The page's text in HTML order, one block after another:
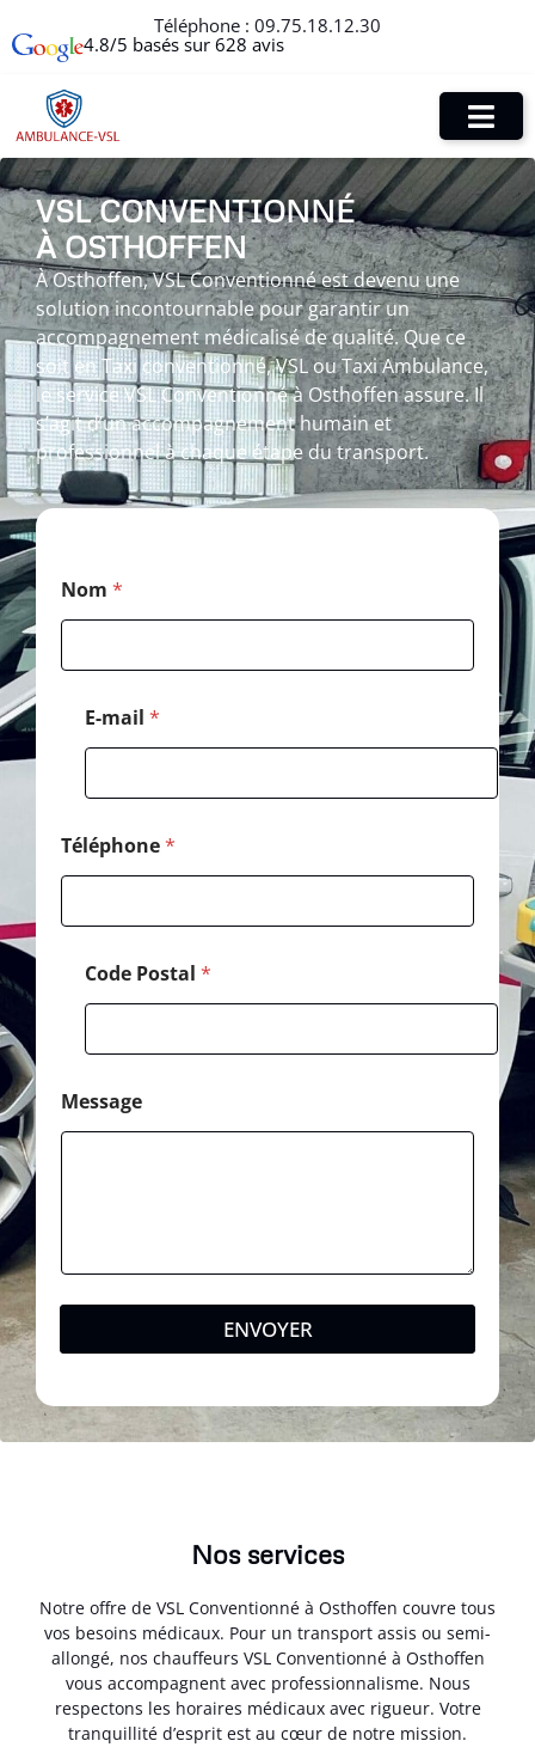
Téléphone : 09.75.18.12.30
4.8/5 basés sur 628 avis
VSL CONVENTIONNÉ
À OSTHOFFEN
À Osthoffen, VSL Conventionné est devenu une
solution incontournable pour garantir un
accompagnement médicalisé de qualité. Que ce
soit en Taxi conventionné, VSL ou Taxi Ambulance,
le service VSL Conventionné à Osthoffen assure. Il
s’agit d’un accompagnement humain et
professionnel à chaque étape du transport.
Nom *
E-mail *
M
e
a
g
e
*
C
o
Téléphone*
Code Postal *
Message
ENVOYER
Nos services
Notre offre de VSL Conventionné à Osthoffen couvre tous
vos besoins médicaux. Pour un transport assis ou semi-
allongé, nos chauffeurs VSL Conventionné à Osthoffen
vous accompagnent avec professionnalisme. Nous
respectons les horaires médicaux avec rigueur. Votre
tranquillité d’esprit est au cœur de notre mission.